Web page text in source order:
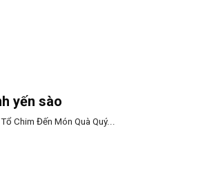
yến sào
Chim Đến Món Quà Quý...